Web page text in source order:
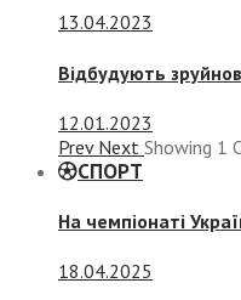
13.04.2023
Відбудують
12.01.2023
Prev Next Showing 1
СПОРТ
На чемпіонаті
18.04.2025